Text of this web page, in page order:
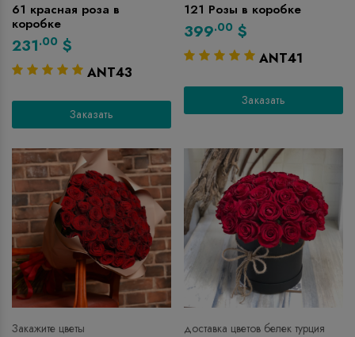
61 красная роза в
коробке
231.00 $
ANT43
Заказать
121 Розы в коробке
399.00 $
ANT41
Заказать
Закажите цветы доставка цветов белек турция